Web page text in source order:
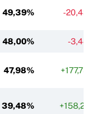
49,39% -
48,00% -
47,98%
39,48%